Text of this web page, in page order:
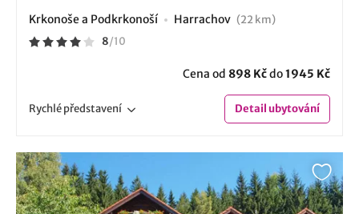
Krkonoše a Podkrkonoší Harrachov (22 km)
8/10
Cena od 898 Kčdo1945 Kč
Rychlépředstavení Detailubytování